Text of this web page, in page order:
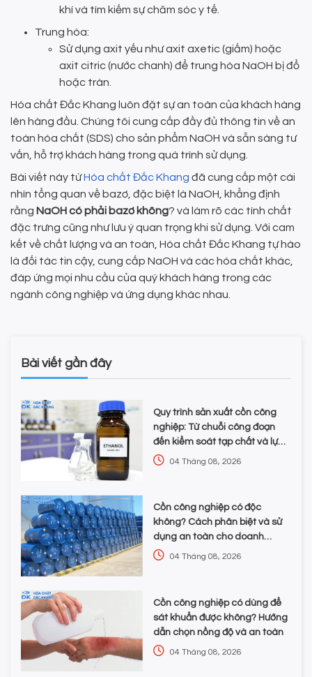
khí và tìm kiếm sự chăm sóc y tế.
Trung hòa:
Sử dụng axit yếu như axit axetic (giấm) hoặc
axit citric (nước chanh) để trung hòa NaOH bị đổ
hoặc tràn.
Hóa chất Đắc Khang luôn đặt sự an toàn của khách hàng
lên hàng đầu. Chúng tôi cung cấp đầy đủ thông tin về an
toàn hóa chất (SDS) cho sản phẩm NaOH và sẵn sàng tư
vấn, hỗ trợ khách hàng trong quá trình sử dụng.
Bài viết này từHóa chất Đắc Khang đã cung cấp một cái
nhìn tổng quan về bazơ, đặc biệt là NaOH, khẳng định
rằng NaOH có phải bazơ không? và làm rõ các tính chất
đặc trưng cũng như lưu ý quan trọng khi sử dụng. Với cam
kết về chất lượng và an toàn, Hóa chất Đắc Khang tự hào
là đối tác tin cậy, cung cấp NaOH và các hóa chất khác,
đáp ứng mọi nhu cầu của quý khách hàng trong các
ngành công nghiệp và ứng dụng khác nhau.
Bài viết gần đây
Quy trình sản xuất cồn công
nghiệp: Từ chuỗi công đoạn
đến kiểm soát tạp chất và lựa
chọn hóa chất
04 Tháng 08, 2026
Cồn công nghiệp có độc
không? Cách phân biệt và sử
dụng an toàn cho doanh
nghiệp
04 Tháng 08, 2026
Cồn công nghiệp có dùng để
sát khuẩn được không? Hướng
dẫn chọn nồng độ và an toàn
04 Tháng 08, 2026